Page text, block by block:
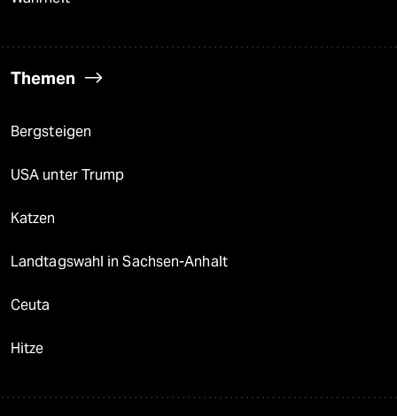
Themen
Bergsteigen
USA unter Trump
Katzen
Landtagswahl in Sachsen-Anhalt
Ceuta
Hitze